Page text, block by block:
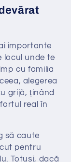
importante
locul unde te
cu familia
alegerea
grijă, ținând
real în
să caute
pentru
Totuși, dacă